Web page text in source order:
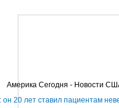
Америка Сегодня - Новости
лет ставил пациентам